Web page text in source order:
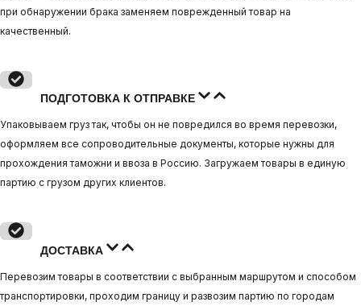
при обнаружении брака заменяем поврежденный товар на
качественный.
ПОДГОТОВКА К ОТПРАВКЕ
Упаковываем груз так, чтобы он не повредился во время перевозки,
оформляем все сопроводительные документы, которые нужны для
прохождения таможни и ввоза в Россию. Загружаем товары в единую
партию с грузом других клиентов.
ДОСТАВКА
Перевозим товары в соответствии с выбранным маршрутом и способом
транспортировки, проходим границу и развозим партию по городам